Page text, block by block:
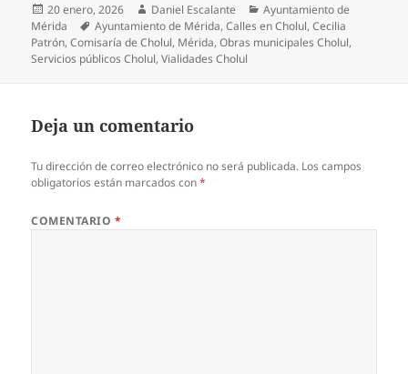
Publicado
el
20 enero, 2026 Autor
Daniel Escalante Categorías
Ayuntamiento de
Mérida
Etiquetas
Ayuntamiento de Mérida,Calles en Cholul,Cecilia
Patrón,Comisaría de Cholul, Mérida,Obras municipales Cholul,
Servicios públicos Cholul,Vialidades Cholul
Deja un comentario
Tu dirección de correo electrónico no será publicada. Los campos
obligatorios están marcados con*
COMENTARIO *